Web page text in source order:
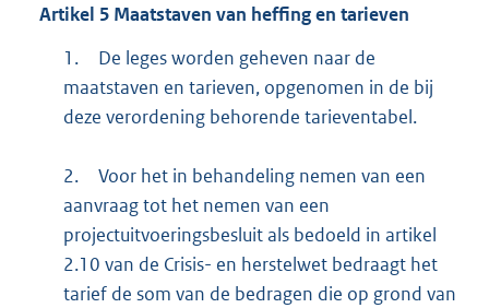
Artikel 5 Maatstaven van heffing en tarieven
1.
De leges worden geheven naar de
maatstaven en tarieven, opgenomen in de bij
deze verordening behorende tarieventabel.
2.
Voor het in behandeling nemen van een
aanvraag tot het nemen van een
projectuitvoeringsbesluit als bedoeld in artikel
2.10 van de Crisis- en herstelwet bedraagt het
tarief de som van de bedragen die op grond van